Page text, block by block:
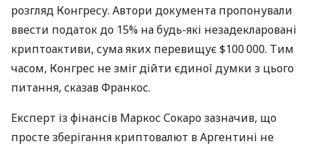
розгляд Конгресу. Автори документа пропонували
ввести податок до 15% на будь-які незадекларовані
криптоактиви, сума яких перевищує $100 000. Тим
часом, Конгрес не зміг дійти єдиної думки з цього
питання, сказав Франкос.
Експерт із фінансів Маркос Сокаро зазначив, що
просте зберігання криптовалют в Аргентині не